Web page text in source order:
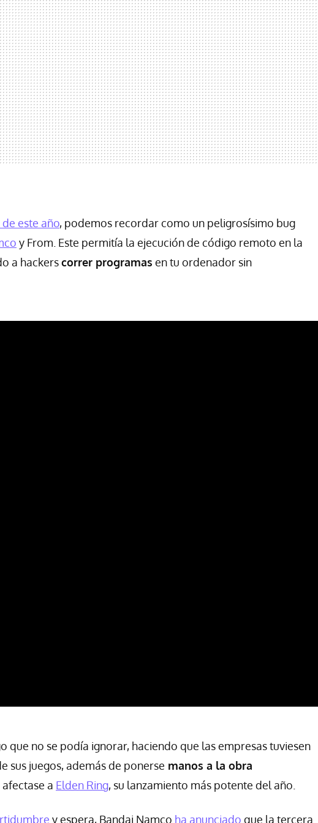
este año, podemos recordar como un peligrosísimo bug
y From. Este permitía la ejecución de código remoto en la
a hackerscorrer programas en tu ordenador sin
que no se podía ignorar, haciendo que las empresas tuviesen
sus juegos, además de ponerse manos a la obra
a Elden Ring, su lanzamiento más potente del año.
y espera, Bandai Namco ha anunciado que la tercera